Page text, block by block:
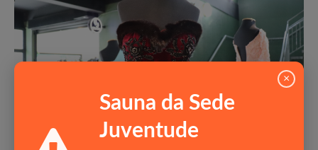
×
Sauna da Sede
Juventude